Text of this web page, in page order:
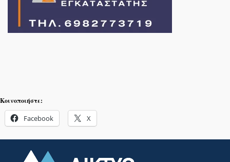
Κοινοποιήστε:
Facebook X